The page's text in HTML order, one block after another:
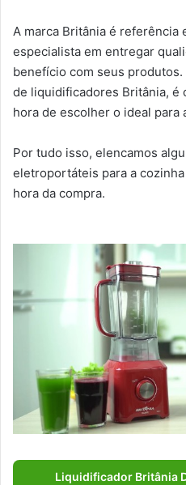
A marca Britânia é referência
especialista em entregar
benefício com seus
de liquidificadores Britânia, é
hora de escolher o ideal para
Por tudo isso, elencamos
eletroportáteis para a
hora da compra.
Liquidificador Britânia Diamante Turbo 1000w